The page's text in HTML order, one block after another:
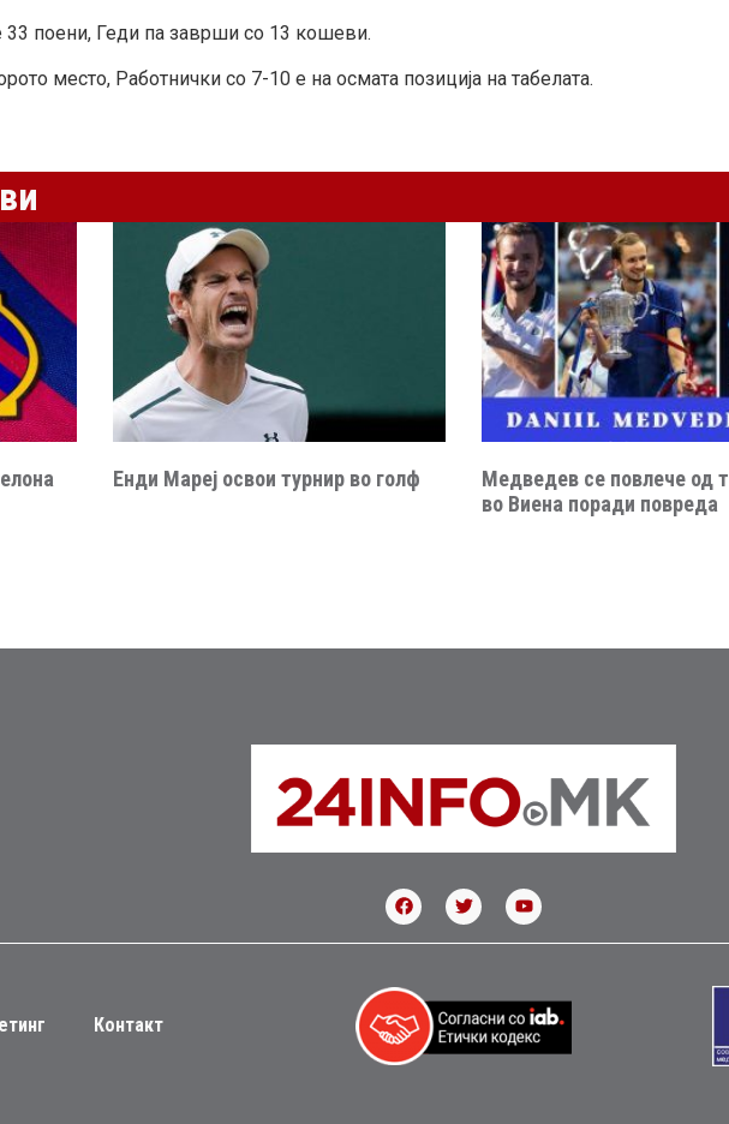
33 поени, Геди па заврши со 13 кошеви.
место, Работнички со 7-10 е на осмата позиција на табелата.
Енди Мареј освои турнир во голф
Медведев се повлече од
во Виена поради повреда
Контакт